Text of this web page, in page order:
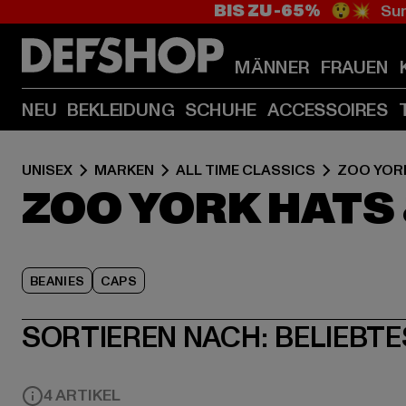
BIS ZU -65% 😲💥
MÄNNER FRAUEN
NEU BEKLEIDUNG SCHUHE ACCESSOIRES
UNISEX MARKEN ALL TIME CLASSICS ZOO
ZOO YORK
BEANIES CAPS
SORTIEREN NACH:
4 ARTIKEL